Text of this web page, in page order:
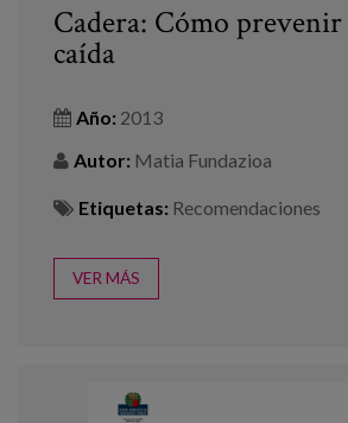
Cadera: Cómo prevenir
caída
Año: 2013
Autor: Matia Fundazioa
Etiquetas: Recomendaciones
VER MÁS